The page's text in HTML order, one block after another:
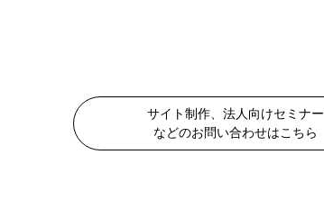
サイト制作、法人向けセミナー
などのお問い合わせはこちら